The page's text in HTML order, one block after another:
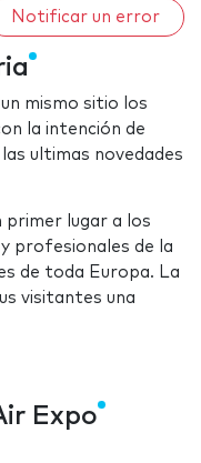
Notificar un error
mismo sitio los
la intención de
ultimas novedades
lugar a los
profesionales de la
de toda Europa. La
visitantes una
Expo